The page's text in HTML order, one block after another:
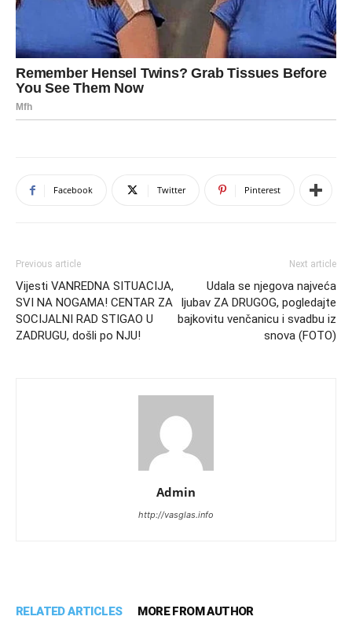
Facebook Twitter Pinterest
Previous article
Vijesti VANREDNA SITUACIJA,
SVI NA NOGAMA! CENTAR ZA
SOCIJALNI RAD STIGAO U
ZADRUGU, došli po NJU!
Next article
Udala se njegova najveća
ljubav ZA DRUGOG, pogledajte
bajkovitu venčanicu i svadbu iz
snova (FOTO)
Admin
http://vasglas.info
RELATED ARTICLES MORE FROM AUTHOR